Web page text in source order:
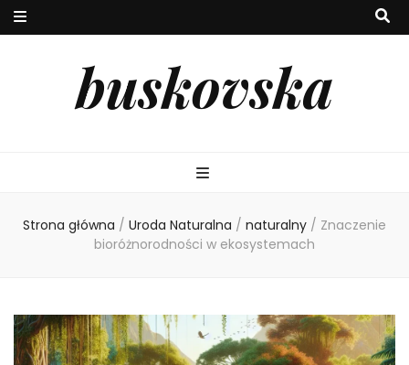
buskovska
Strona główna / Uroda Naturalna / naturalny / Znaczenie
bioróżnorodności w ekosystemach